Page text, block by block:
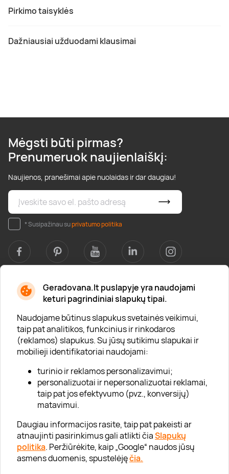
Geradovana.lt puslapyje yra naudojami
keturi pagrindiniai slapukų tipai.
Naudojame būtinus slapukus svetainės veikimui,
taip pat analitikos, funkcinius ir rinkodaros
(reklamos) slapukus. Su jūsų sutikimu slapukai ir
mobilieji identifikatoriai naudojami:
turinio ir reklamos personalizavimui;
personalizuotai ir nepersonalizuotai reklamai,
taip pat jos efektyvumo (pvz., konversijų)
matavimui.
Daugiau informacijos rasite, taip pat pakeisti ar
atnaujinti pasirinkimus gali atlikti čiaSlapukų
politika. Peržiūrėkite, kaip „Google“ naudos jūsų
asmens duomenis, spustelėjęčia.
Pirkimo taisyklės
Dažniausiai užduodami klausimai
Mėgsti būti pirmas?
Prenumeruok naujienlaiškį:
Naujienos, pranešimai apie nuolaidas ir dar daugiau!
* Susipažinau suprivatumo politika
Apie mus
Apie „Gera Dovana“
Lojalumo klubas
Karjera
Visi partneriai
Kontaktai
Tinklaraštis
Informacija